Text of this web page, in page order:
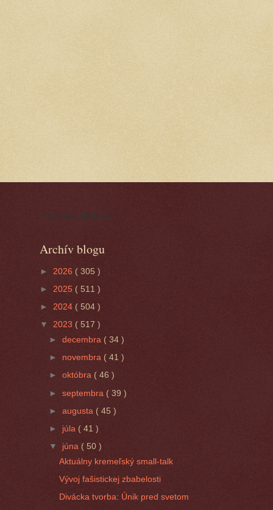
Cynická obluda
Archív blogu
► 2026 ( 305 )
► 2025 ( 511 )
► 2024 ( 504 )
▼ 2023 ( 517 )
►decembra ( 34 )
► novembra ( 41 )
►októbra ( 46 )
►septembra( 39 )
►augusta ( 45 )
► júla ( 41 )
▼ júna ( 50 )
Aktuálny kremeľský small-talk
Vývoj fašistickej zbabelosti
Divácka tvorba: Únik pred svetom